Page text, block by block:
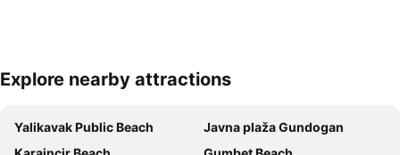
Explore nearby attractions
Yalikavak Public Beach
Javna plaža Gundogan